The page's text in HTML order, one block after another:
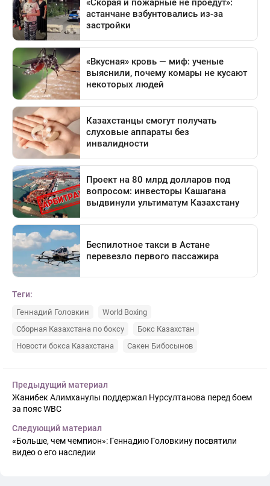
Теги:
Геннадий Головкин
World Boxing
Сборная Казахстана по боксу
Бокс Казахстан
Новости бокса Казахстана
Сакен Бибосынов
Предыдущий материал
Жанибек Алимханулы поддержал Нурсултанова перед боем
за пояс WBC
Следующий материал
«Больше, чем чемпион»: Геннадию Головкину посвятили
видео о его наследии